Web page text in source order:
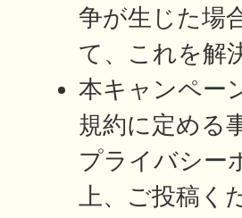
争が生じた場
て、これを解
本キャンペー
規約に定める
プライバシー
上、ご投稿く